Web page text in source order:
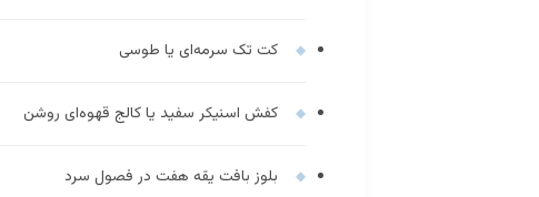
کت تک سرمه‌ای یا طوسی
کفش اسنیکر سفید یا کالج قهوه‌ای روشن
بلوز بافت یقه هفت در فصول سرد